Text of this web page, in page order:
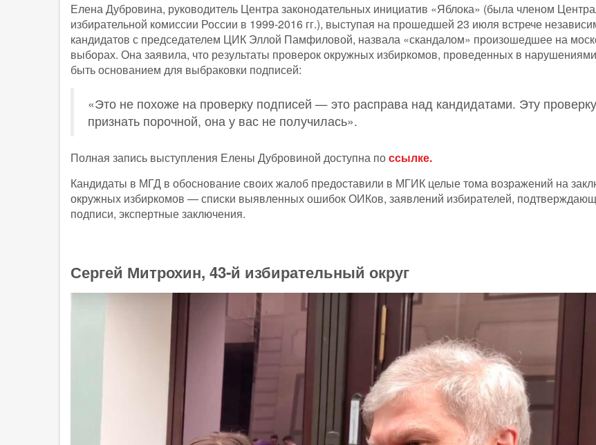
Елена Дубровина, руководитель Центра законодательных инициатив «Яблока» (была членом
избирательной комиссии России в 1999-2016 гг.), выступая на прошедшей 23 июля встрече
кандидатов с председателем ЦИК Эллой Памфиловой, назвала «скандалом» произошедшее на
выборах. Она заявила, что результаты проверок окружных избиркомов, проведенных в
быть основанием для выбраковки подписей:
«Это не похоже на проверку подписей — это расправа над кандидатами. Эту
признать порочной, она у вас не получилась».
Полная запись выступления Елены Дубровиной доступна поссылке.
Кандидаты в МГД в обоснование своих жалоб предоставили в МГИК целые тома возражений на
окружных избиркомов — списки выявленных ошибок ОИКов, заявлений избирателей,
подписи, экспертные заключения.
Сергей Митрохин, 43-й избирательный округ